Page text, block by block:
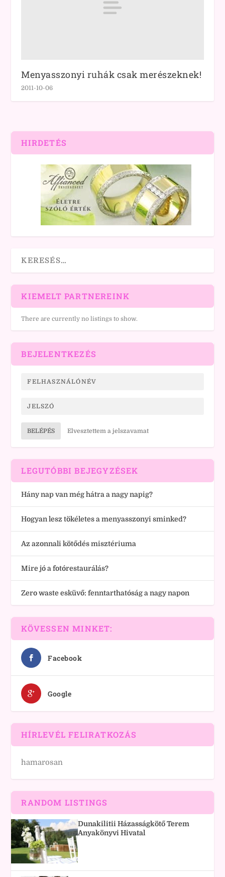
Menyasszonyi ruhák csak merészeknek!
2011-10-06
HIRDETÉS
KIEMELT PARTNEREINK
There are currently no listings to show.
BEJELENTKEZÉS
BELÉPÉS Elvesztettem a jelszavamat
LEGUTÓBBI BEJEGYZÉSEK
Hány nap van még hátra a nagy napig?
Hogyan lesz tökéletes a menyasszonyi sminked?
Az azonnali kötődés misztériuma
Mire jó a fotórestaurálás?
Zero waste esküvő: fenntarthatóság a nagy napon
KÖVESSEN MINKET:
Facebook
Google
HÍRLEVÉL FELIRATKOZÁS
hamarosan
RANDOM LISTINGS
Dunakilitii Házasságkötő Terem
Anyakönyvi Hivatal